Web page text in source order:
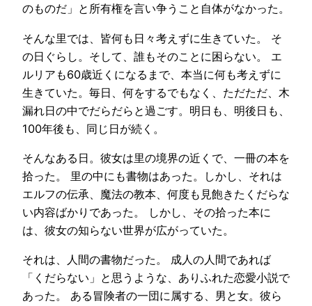
のものだ」と所有権を言い争うこと自体がなかった。
そんな里では、皆何も日々考えずに生きていた。 そ
の日ぐらし。そして、誰もそのことに困らない。 エ
ルリアも60歳近くになるまで、本当に何も考えずに
生きていた。毎日、何をするでもなく、ただただ、木
漏れ日の中でだらだらと過ごす。明日も、明後日も、
100年後も、同じ日が続く。
そんなある日。彼女は里の境界の近くで、一冊の本を
拾った。 里の中にも書物はあった。しかし、それは
エルフの伝承、魔法の教本、何度も見飽きたくだらな
い内容ばかりであった。 しかし、その拾った本に
は、彼女の知らない世界が広がっていた。
それは、人間の書物だった。 成人の人間であれば
「くだらない」と思うような、ありふれた恋愛小説で
あった。 ある冒険者の一団に属する、男と女。彼ら